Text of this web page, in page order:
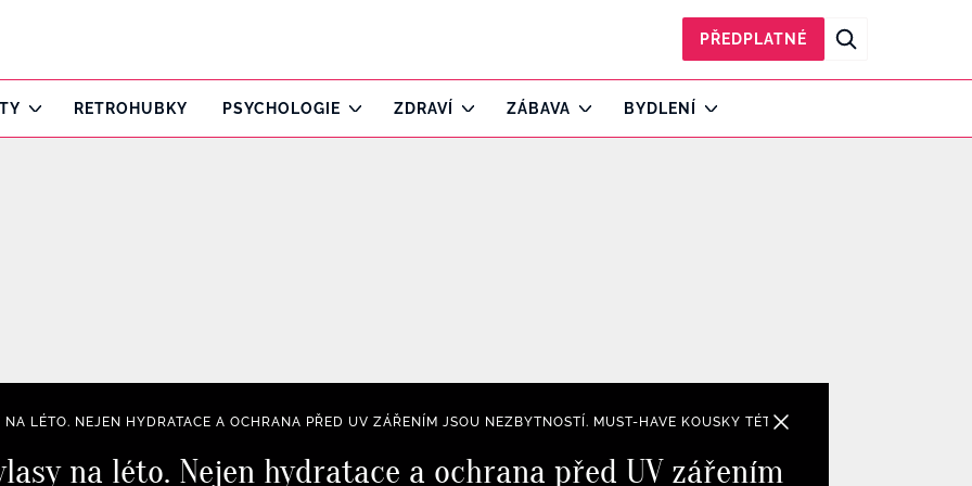
PŘEDPLATNÉ
RETROHUBKY PSYCHOLOGIE ZDRAVÍ ZÁBAVA BYDLENÍ
NA LÉTO. NEJEN HYDRATACE A OCHRANA PŘED UV ZÁŘENÍM JSOU NEZBYTNOSTÍ. MUST-HAVE KOUSKY TÉTO SEZÓNY NAJDETE V
na léto. Nejen hydratace a ochrana před UV zářením